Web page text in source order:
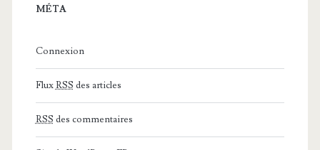
MÉTA
Connexion
FluxRSS des articles
RSS des commentaires